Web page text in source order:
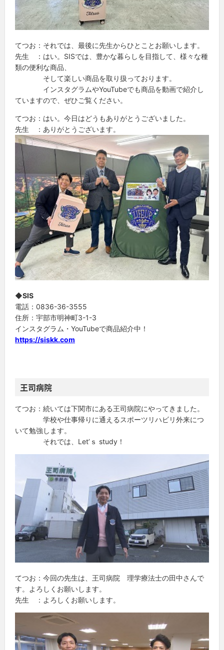
てつお：それでは、最後に先生からひとことお願いします。
先生 ：はい。SISでは、豊かな暮らしを目指して、様々な種
類の便利な商品、
そして楽しい商品を取り扱っております。
インスタグラムやYouTubeでも商品を動画で紹介し
ていますので、ぜひご覧ください。
てつお：はい。今日はどうもありがとうございました。
先生 ：ありがとうございます。
◆SIS
電話：0836-36-3555
住所：宇部市明神町3-1-3
インスタグラム・YouTubeで商品紹介中！
https://siskk.com
王司病院
てつお：続いては下関市にある王司病院にやってきました。
学校や仕事帰りに通えるスポーツリハビリ外来につ
いて勉強します。
それでは、Let’ｓ study！
てつお：今回の先生は、王司病院 理学療法士の田中さんで
す。よろしくお願いします。
先生 ：よろしくお願いします。